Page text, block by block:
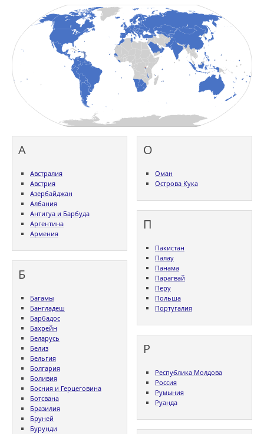
А
Австралия
Австрия
Азербайджан
Албания
Антигуа и Барбуда
Аргентина
Армения
Б
Багамы
Бангладеш
Барбадос
Бахрейн
Беларусь
Белиз
Бельгия
Болгария
Боливия
Босния и Герцеговина
Ботсвана
Бразилия
Бруней
Бурунди
О
Оман
Острова Кука
П
Пакистан
Палау
Панама
Парагвай
Перу
Польша
Португалия
Р
Республика Молдова
Россия
Румыния
Руанда